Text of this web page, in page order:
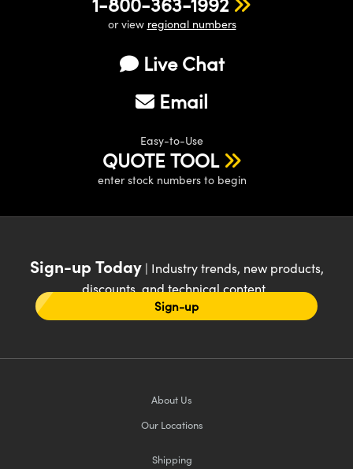
or view regional numbers
Live Chat
Email
Easy-to-Use
QUOTE TOOL
enter stock numbers to begin
Sign-up Today| Industry trends, new products,
discounts, and technical content
Sign-up
About Us
Our Locations
Shipping